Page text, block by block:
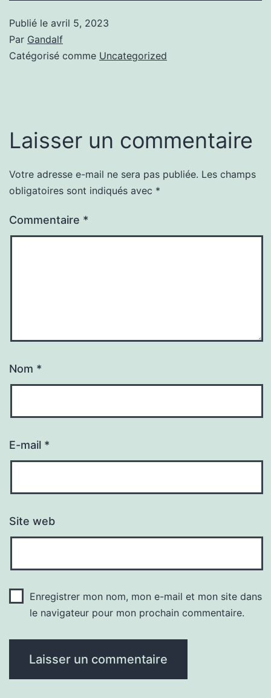
Publié le avril 5, 2023
Par Gandalf
Catégorisé comme Uncategorized
Laisser un commentaire
Votre adresse e-mail ne sera pas publiée. Les champs
obligatoires sont indiqués avec *
Commentaire *
Nom *
E-mail *
Site web
Enregistrer mon nom, mon e-mail et mon site dans
le navigateur pour mon prochain commentaire.